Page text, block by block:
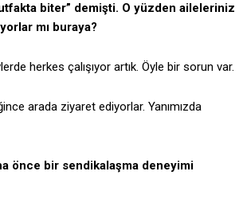
biter” demişti. O yüzden aileleriniz
mı buraya?
herkes çalışıyor artık. Öyle bir sorun var.
arada ziyaret ediyorlar. Yanımızda
önce bir sendikalaşma deneyimi